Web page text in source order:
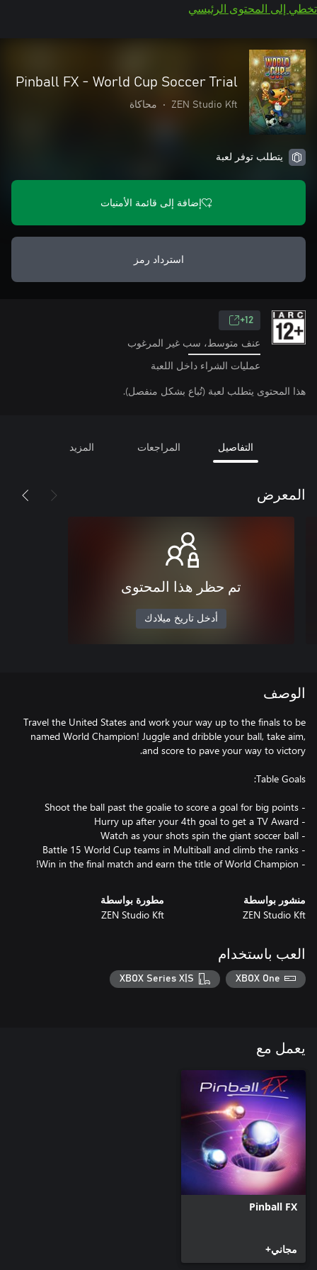
تخطي إلى المحتوى الرئيسي
Pinball FX - World Cup Soccer Trial
ZEN Studio Kft
• محاكاة
يتطلب توفر لعبة
إضافة إلى قائمة الأمنيات
استرداد رمز
12+
عنف متوسط، سب غير المرغوب
عمليات الشراء داخل اللعبة
هذا المحتوى يتطلب لعبة (تُباع بشكل منفصل).
التفاصيل المراجعات المزيد
المعرض
تم حظر هذا المحتوى
أدخل تاريخ ميلادك
الوصف
Travel the United States and work your way up to the finals to be
named World Champion! Juggle and dribble your ball, take aim,
- Win in the final match and earn the title of World Champion!
منشور بواسطة
ZEN Studio Kft
مطورة بواسطة
ZEN Studio Kft
العب باستخدام
XBOX One
XBOX Series X|S
يعمل مع
Pinball FX
مجاني+